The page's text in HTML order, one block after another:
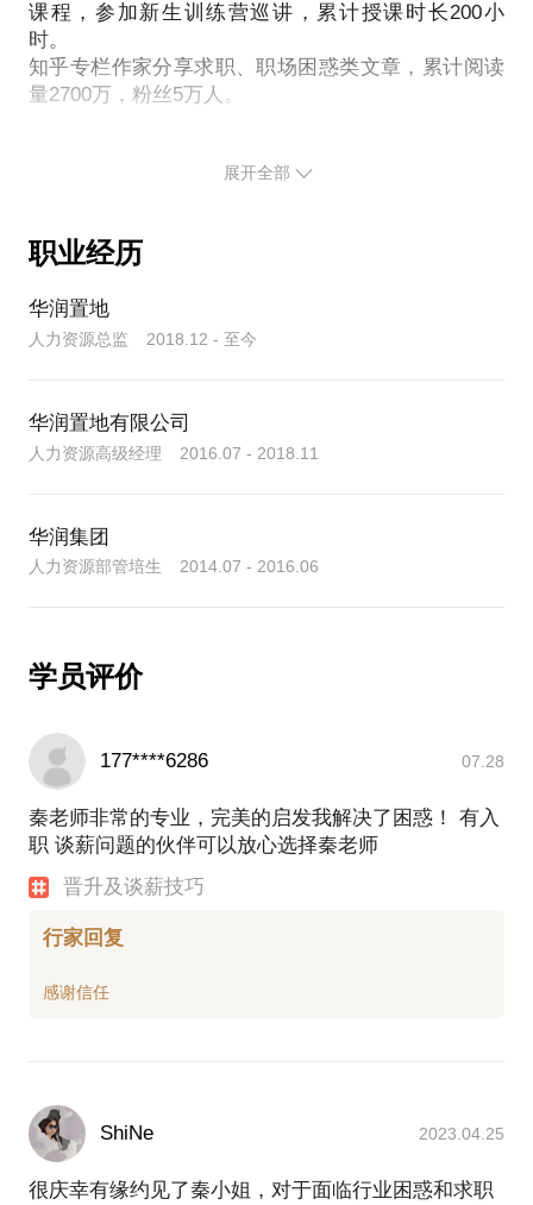
课程，参加新生训练营巡讲，累计授课时长200小
时。
知乎专栏作家分享求职、职场困惑类文章，累计阅读
量2700万，粉丝5万人。
展开全部
职业经历
华润置地
人力资源总监 2018.12 - 至今
华润置地有限公司
人力资源高级经理 2016.07 - 2018.11
华润集团
人力资源部管培生 2014.07 - 2016.06
学员评价
177****6286 07.28
秦老师非常的专业，完美的启发我解决了困惑！ 有入
职 谈薪问题的伙伴可以放心选择秦老师
晋升及谈薪技巧
行家回复
ShiNe 2023.04.25
很庆幸有缘约见了秦小姐，对于面临行业困惑和求职